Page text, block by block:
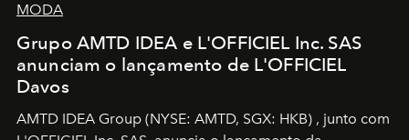
MODA
Grupo AMTD IDEA e L'OFFICIEL Inc. SAS
anunciam o lançamento de L'OFFICIEL
Davos
AMTD IDEA Group (NYSE: AMTD, SGX: HKB) , junto com